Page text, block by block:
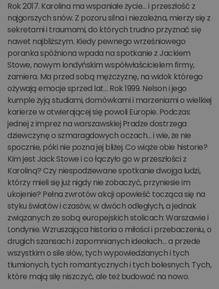
Rok 2017. Karolina ma wspaniałe życie… i przeszłość z
najgorszych snów. Z pozoru silna i niezależna, mierzy się z
sekretami i traumami, do których trudno przyznać się
nawet najbliższym. Kiedy pewnego wrześniowego
poranka spóźniona wpada na spotkanie z Jackiem
Stowe, nowym londyńskim współwłaścicielem firmy,
zamiera. Ma przed sobą mężczyznę, na widok którego
ożywają emocje sprzed lat… Rok 1999. Nelson i jego
kumple żyją studiami, domówkami i marzeniami o wielkiej
karierze w otwierającej się powoli Europie. Podczas
jednej z imprez na warszawskiej Pradze dostrzega
dziewczynę o szmaragdowych oczach… i wie, że nie
spocznie, póki nie pozna jej bliżej. Co wiąże obie historie?
Kim jest Jack Stowe i co łączyło go w przeszłości z
Karoliną? Czy niespodziewane spotkanie dwojga ludzi,
którzy mieli się już nigdy nie zobaczyć, przyniesie im
ukojenie? Pełna zwrotów akcji opowieść tocząca się na
styku światów i czasów, w dwóch odległych, a jednak
związanych ze sobą europejskich stolicach: Warszawie i
Londynie. Wzruszająca historia o miłości i przebaczeniu, o
drugich szansach i zapomnianych ideałach… a przede
wszystkim o sile słów, tych wypowiedzianych i tych
tłumionych, tych romantycznych i tych bolesnych. Tych,
które mają siłę niszczyć, ale też budować na nowo.